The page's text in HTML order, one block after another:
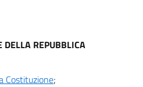
DELLA REPUBBLICA
Costituzione;